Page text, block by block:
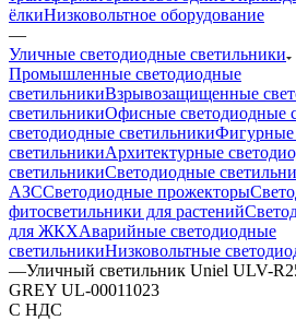
ёлкиНизковольтное оборудование
—
Уличные светодиодные светильники
Промышленные светодиодные
светильникиВзрывозащищенные
светильникиОфисные светодиодные
светодиодные светильникиФигурные
светильникиАрхитектурные
светильникиСветодиодные
АЗССветодиодные прожекторы
фитосветильники для растений
для ЖКХАварийные светодиодные
светильникиНизковольтные
—Уличный светильник Uniel ULV-
GREY UL-00011023
С НДС